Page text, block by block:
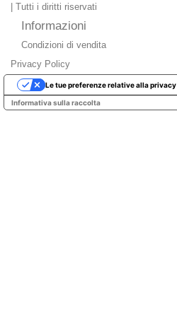
| Tutti i diritti riservati
Informazioni
Condizioni di vendita
Privacy Policy
Informativa sulla raccolta
Le tue preferenze relative alla privacy